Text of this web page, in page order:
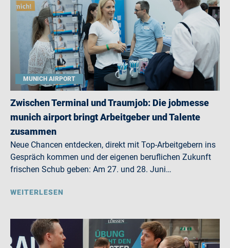
MUNICH AIRPORT
Zwischen Terminal und Traumjob: Die jobmesse
munich airport bringt Arbeitgeber und Talente
zusammen
Neue Chancen entdecken, direkt mit Top-Arbeitgebern ins
Gespräch kommen und der eigenen beruflichen Zukunft
frischen Schub geben: Am 27. und 28. Juni…
WEITERLESEN